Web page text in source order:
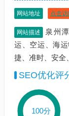
网站地址 点击访
网站描述
泉州
运、空运、海
捷、准时、安全
SEO优化评
100分